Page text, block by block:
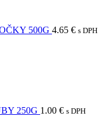
500G 4.65 € s DPH
250G 1.00 € s DPH